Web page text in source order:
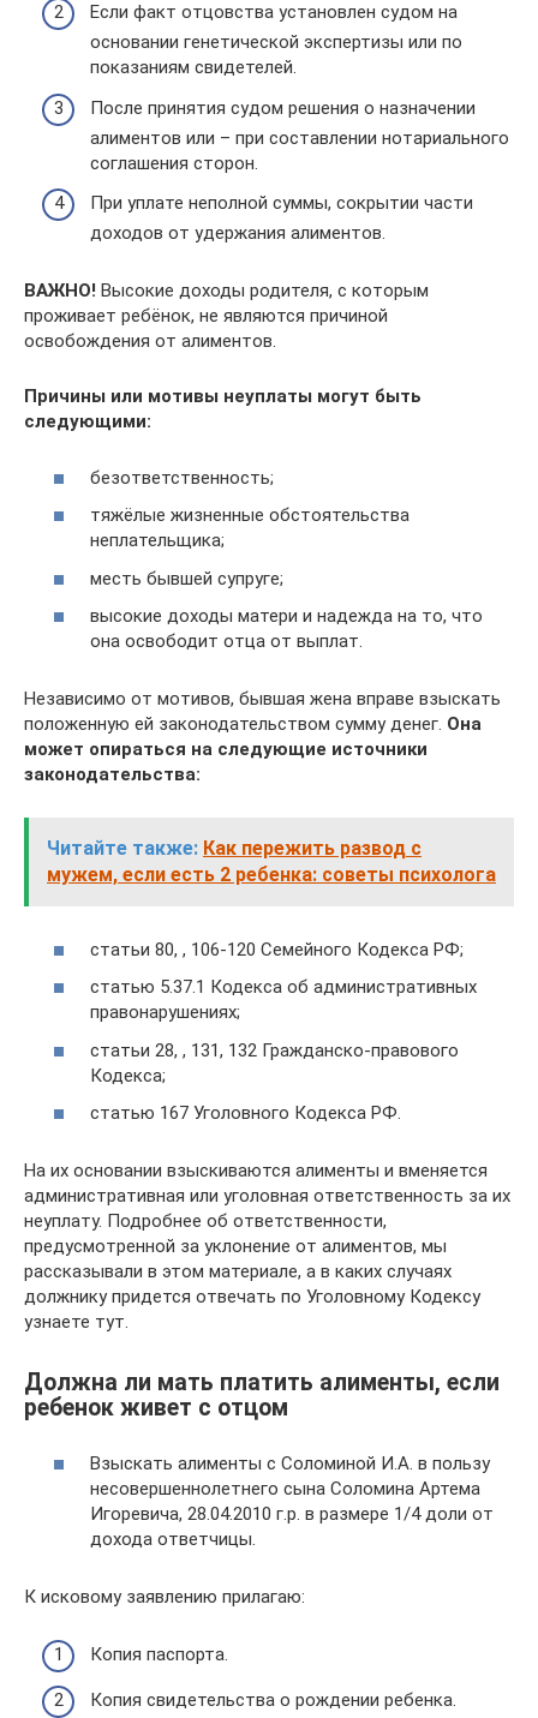
Если факт отцовства установлен судом на
основании генетической экспертизы или по
показаниям свидетелей.
После принятия судом решения о назначении
алиментов или – при составлении нотариального
соглашения сторон.
При уплате неполной суммы, сокрытии части
доходов от удержания алиментов.
ВАЖНО! Высокие доходы родителя, с которым
проживает ребёнок, не являются причиной
освобождения от алиментов.
Причины или мотивы неуплаты могут быть
следующими:
безответственность;
тяжёлые жизненные обстоятельства
неплательщика;
месть бывшей супруге;
высокие доходы матери и надежда на то, что
она освободит отца от выплат.
Независимо от мотивов, бывшая жена вправе взыскать
положенную ей законодательством сумму денег. Она
может опираться на следующие источники
законодательства:
Читайте также: Как пережить развод с
мужем, если есть 2 ребенка: советы психолога
статьи 80, , 106-120 Семейного Кодекса РФ;
статью 5.37.1 Кодекса об административных
правонарушениях;
статьи 28, , 131, 132 Гражданско-правового
Кодекса;
статью 167 Уголовного Кодекса РФ.
На их основании взыскиваются алименты и вменяется
административная или уголовная ответственность за их
неуплату. Подробнее об ответственности,
предусмотренной за уклонение от алиментов, мы
рассказывали в этом материале, а в каких случаях
должнику придется отвечать по Уголовному Кодексу
узнаете тут.
Должна ли мать платить алименты, если
ребенок живет с отцом
Взыскать алименты с Соломиной И.А. в пользу
несовершеннолетнего сына Соломина Артема
Игоревича, 28.04.2010 г.р. в размере 1/4 доли от
дохода ответчицы.
К исковому заявлению прилагаю:
Копия паспорта.
Копия свидетельства о рождении ребенка.